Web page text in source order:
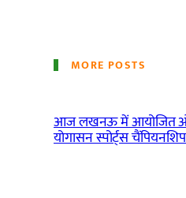
MORE POSTS
आज लखनऊ में आयोजित
योगासन स्पोर्ट्स